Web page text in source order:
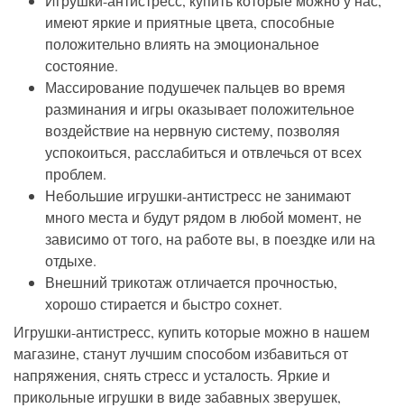
имеют яркие и приятные цвета, способные
положительно влиять на эмоциональное
состояние.
Массирование подушечек пальцев во время
разминания и игры оказывает положительное
воздействие на нервную систему, позволяя
успокоиться, расслабиться и отвлечься от всех
проблем.
Небольшие игрушки-антистресс не занимают
много места и будут рядом в любой момент, не
зависимо от того, на работе вы, в поездке или на
отдыхе.
Внешний трикотаж отличается прочностью,
хорошо стирается и быстро сохнет.
Игрушки-антистресс, купить которые можно в нашем
магазине, станут лучшим способом избавиться от
напряжения, снять стресс и усталость. Яркие и
прикольные игрушки в виде забавных зверушек,